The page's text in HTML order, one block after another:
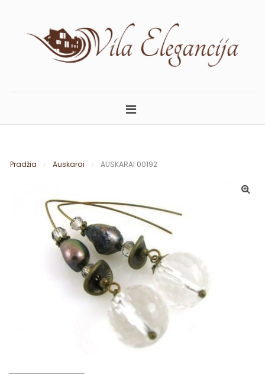
content
ELEGANCIJA.LT
Pradžia Auskarai AUSKARAI 00192
🔍